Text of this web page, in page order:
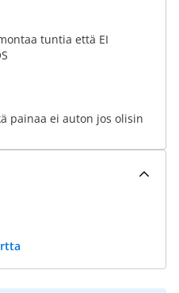
tuntia että EI
painaa ei auton jos olisin